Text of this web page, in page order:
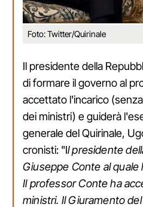
Foto: Twitter/Quirinale
Il presidente della
di formare il governo al
accettato l'incarico
dei ministri) e guiderà
generale del Quirinale,
cronisti: "Il presidente
Giuseppe Conte al quale
Il professor Conte ha
ministri. Il Giuramento